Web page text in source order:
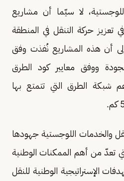
لا سيّما أن مشاريع
حركة التنقل في المنطقة
أن هذه المشاريع نُفذت وفق
ووفق معايير كود الطرق
شبكة الطرق التي تتمتع بها
والخدمات اللوجستية جهودها
تعدّ من أهم الممكنات الوطنية
الإستراتيجية الوطنية للنقل